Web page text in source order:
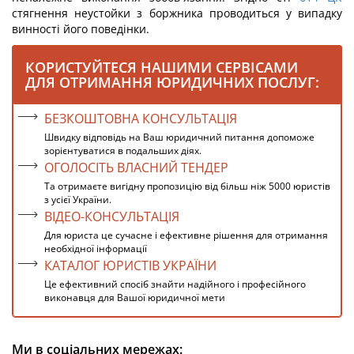
стягнення неустойки з боржника проводиться у випадку
винності його поведінки.
КОРИСТУЙТЕСЯ НАШИМИ СЕРВІСАМИ
ДЛЯ ОТРИМАННЯ ЮРИДИЧНИХ ПОСЛУГ:
БЕЗКОШТОВНА КОНСУЛЬТАЦІЯ
Швидку відповідь на Ваш юридичний питання допоможе
зорієнтуватися в подальших діях.
ОГОЛОСІТЬ ВЛАСНИЙ ТЕНДЕР
Та отримаєте вигідну пропозицію від більш ніж 5000 юристів
з усієї України.
ВІДЕО-КОНСУЛЬТАЦІЯ
Для юриста це сучасне і ефективне рішення для отримання
необхідної інформації
КАТАЛОГ ЮРИСТІВ УКРАЇНИ
Це ефективний спосіб знайти надійного і професійного
виконавця для Вашої юридичної мети
Ми в соціальних мережах: